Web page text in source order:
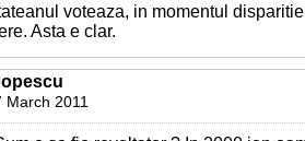
voteaza, in momentul
Asta e clar.
March 2011